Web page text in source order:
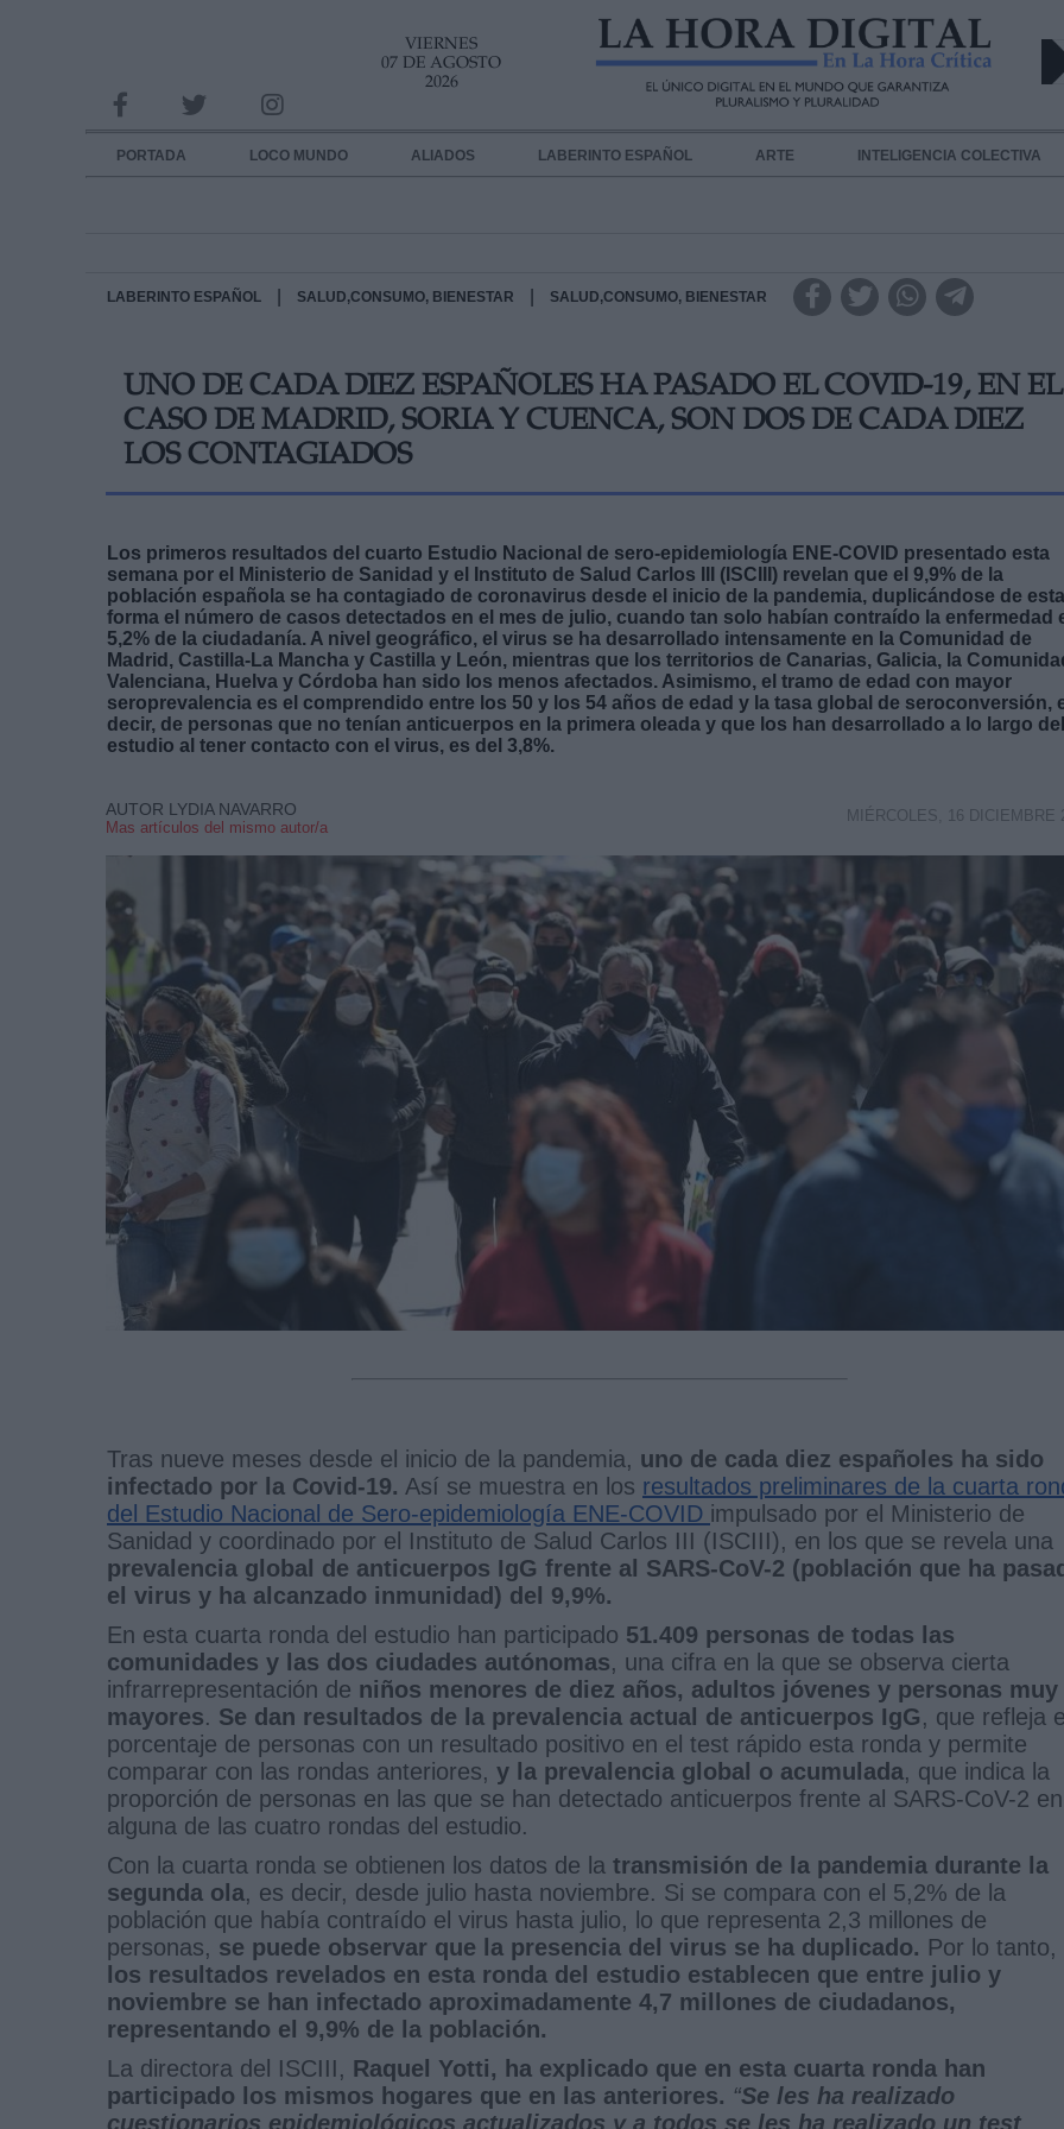
VIERNES
07 DE AGOSTO
2026
PORTADA LOCO MUNDO ALIADOS LABERINTO ESPAÑOL ARTE INTELIGENCIA COLECTIVA
LABERINTO ESPAÑOL SALUD,CONSUMO, BIENESTAR SALUD,CONSUMO, BIENESTAR
UNO DE CADA DIEZ ESPAÑOLES HA PASADO EL COVID-19, EN EL
CASO DE MADRID, SORIA Y CUENCA, SON DOS DE CADA DIEZ
LOS CONTAGIADOS
Los primeros resultados del cuarto Estudio Nacional de sero-epidemiología ENE-COVID presentado esta
semana por el Ministerio de Sanidad y el Instituto de Salud Carlos III (ISCIII) revelan que el 9,9% de la
población española se ha contagiado de coronavirus desde el inicio de la pandemia, duplicándose de esta
forma el número de casos detectados en el mes de julio, cuando tan solo habían contraído la enfermedad
5,2% de la ciudadanía. A nivel geográfico, el virus se ha desarrollado intensamente en la Comunidad de
Madrid, Castilla-La Mancha y Castilla y León, mientras que los territorios de Canarias, Galicia, la
Valenciana, Huelva y Córdoba han sido los menos afectados. Asimismo, el tramo de edad con mayor
seroprevalencia es el comprendido entre los 50 y los 54 años de edad y la tasa global de seroconversión,
decir, de personas que no tenían anticuerpos en la primera oleada y que los han desarrollado a lo largo del
estudio al tener contacto con el virus, es del 3,8%.
AUTOR LYDIA NAVARRO
Mas artículos del mismo autor/a
MIÉRCOLES, 16 DICIEMBRE
Tras nueve meses desde el inicio de la pandemia, uno de cada diez españoles ha sido
infectado por la Covid-19. Así se muestra en los resultados preliminares de la cuarta
del Estudio Nacional de Sero-epidemiología ENE-COVID impulsado por el Ministerio de
Sanidad y coordinado por el Instituto de Salud Carlos III (ISCIII), en los que se revela una
prevalencia global de anticuerpos IgG frente al SARS-CoV-2 (población que ha
el virus y ha alcanzado inmunidad) del 9,9%.
En esta cuarta ronda del estudio han participado 51.409 personas de todas las
comunidades y las dos ciudades autónomas, una cifra en la que se observa cierta
infrarrepresentación de niños menores de diez años, adultos jóvenes y personas muy
mayores. Se dan resultados de la prevalencia actual de anticuerpos IgG, que refleja
porcentaje de personas con un resultado positivo en el test rápido esta ronda y permite
comparar con las rondas anteriores, y la prevalencia global o acumulada, que indica la
proporción de personas en las que se han detectado anticuerpos frente al SARS-CoV-2 en
alguna de las cuatro rondas del estudio.
Con la cuarta ronda se obtienen los datos de la transmisión de la pandemia durante la
segunda ola, es decir, desde julio hasta noviembre. Si se compara con el 5,2% de la
población que había contraído el virus hasta julio, lo que representa 2,3 millones de
personas, se puede observar que la presencia del virus se ha duplicado. Por lo tanto,
los resultados revelados en esta ronda del estudio establecen que entre julio y
noviembre se han infectado aproximadamente 4,7 millones de ciudadanos,
representando el 9,9% de la población.
La directora del ISCIII, Raquel Yotti, ha explicado que en esta cuarta ronda han
participado los mismos hogares que en las anteriores. “Se les ha realizado
cuestionarios epidemiológicos actualizados y a todos se les ha realizado un test
INFORMACION SOBRE LA PROTECCIÓN DE TUS DATOS
Responsable:
Destinatarios:
link
Información adicional
link